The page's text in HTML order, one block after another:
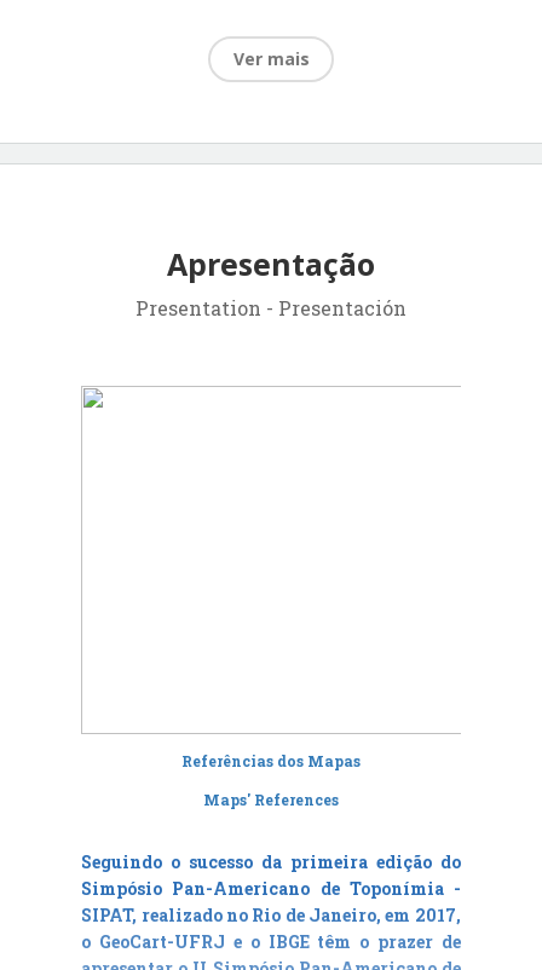
Ver mais
Apresentação
Presentation - Presentación
Referências dos Mapas
Maps' References
Seguindo o sucesso da primeira edição do
Simpósio Pan-Americano de Toponímia -
SIPAT, realizado no Rio de Janeiro, em 2017,
o GeoCart-UFRJ e o IBGE têm o prazer de